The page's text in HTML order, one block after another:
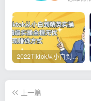
2022Tiktok从小白到精英实操，0-1保姆级实操全程无忧，多种变现赚钱方式
上一篇